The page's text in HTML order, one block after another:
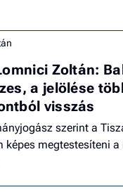
Zoltán:
a jelölése
visszás
szerint a
képes megtestesíteni a